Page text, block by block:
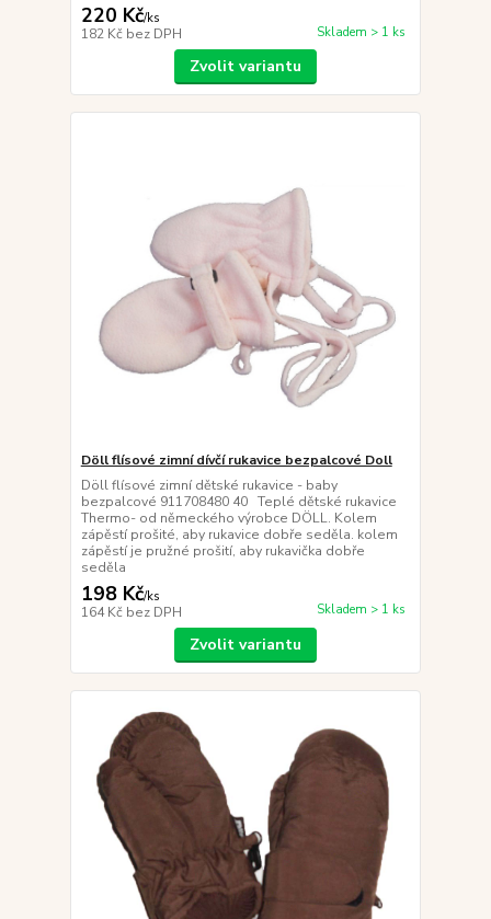
220 Kč/ks
182 Kč bez DPH Skladem > 1 ks
Zvolit variantu
Döll flísové zimní dívčí rukavice bezpalcové Doll
Döll flísové zimní dětské rukavice - baby
bezpalcové 911708480 40 Teplé dětské rukavice
Thermo- od německého výrobce DÖLL. Kolem
zápěstí prošité, aby rukavice dobře seděla. kolem
zápěstí je pružné prošití, aby rukavička dobře
seděla
198 Kč/ks
164 Kč bez DPH Skladem > 1 ks
Zvolit variantu